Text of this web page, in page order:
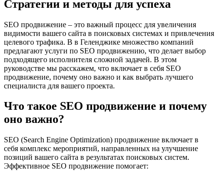
Стратегии и методы для успеха
SEO продвижение – это важный процесс для увеличения
видимости вашего сайта в поисковых системах и привлечения
целевого трафика. В в Геленджике множество компаний
предлагают услуги по SEO продвижению, что делает выбор
подходящего исполнителя сложной задачей. В этом
руководстве мы расскажем, что включает в себя SEO
продвижение, почему оно важно и как выбрать лучшего
специалиста для вашего проекта.
Что такое SEO продвижение и почему
оно важно?
SEO (Search Engine Optimization) продвижение включает в
себя комплекс мероприятий, направленных на улучшение
позиций вашего сайта в результатах поисковых систем.
Эффективное SEO продвижение помогает: